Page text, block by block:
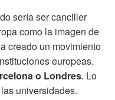
sería ser canciller
como la imagen de
creado un movimiento
europeas.
o Londres. Lo
universidades.